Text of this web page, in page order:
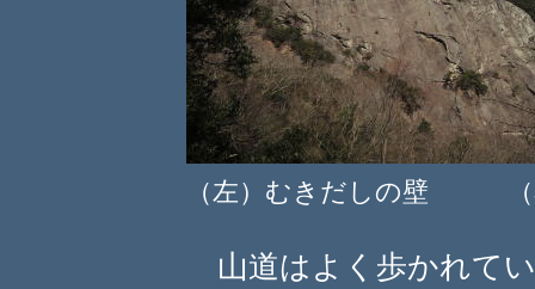
（左）むきだしの壁 （
山道はよく歩かれて